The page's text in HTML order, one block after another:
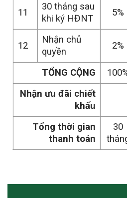
11
30 tháng sau
khi ký HĐNT
5%
12
Nhận chủ
quyền
2%
TỔNG CỘNG
Nhận ưu đãi chiết
khấu
Tổng thời gian
thanh toán
30